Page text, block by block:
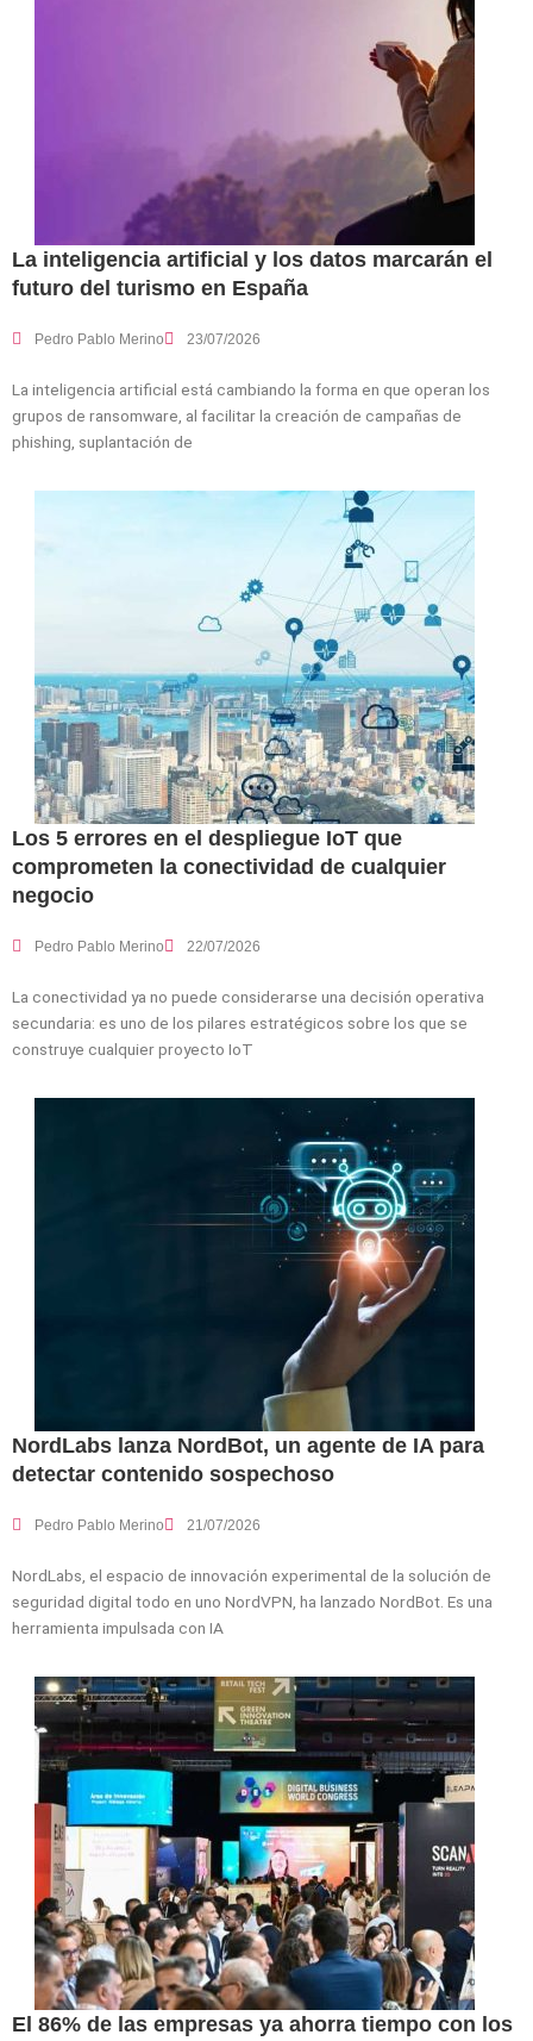
La inteligencia artificial y los datos marcarán el
futuro del turismo en España
Pedro Pablo Merino 23/07/2026
La inteligencia artificial está cambiando la forma en que operan los
grupos de ransomware, al facilitar la creación de campañas de
phishing, suplantación de
Los 5 errores en el despliegue IoT que
comprometen la conectividad de cualquier
negocio
Pedro Pablo Merino 22/07/2026
La conectividad ya no puede considerarse una decisión operativa
secundaria: es uno de los pilares estratégicos sobre los que se
construye cualquier proyecto IoT
NordLabs lanza NordBot, un agente de IA para
detectar contenido sospechoso
Pedro Pablo Merino 21/07/2026
NordLabs, el espacio de innovación experimental de la solución de
seguridad digital todo en uno NordVPN, ha lanzado NordBot. Es una
herramienta impulsada con IA
El 86% de las empresas ya ahorra tiempo con los